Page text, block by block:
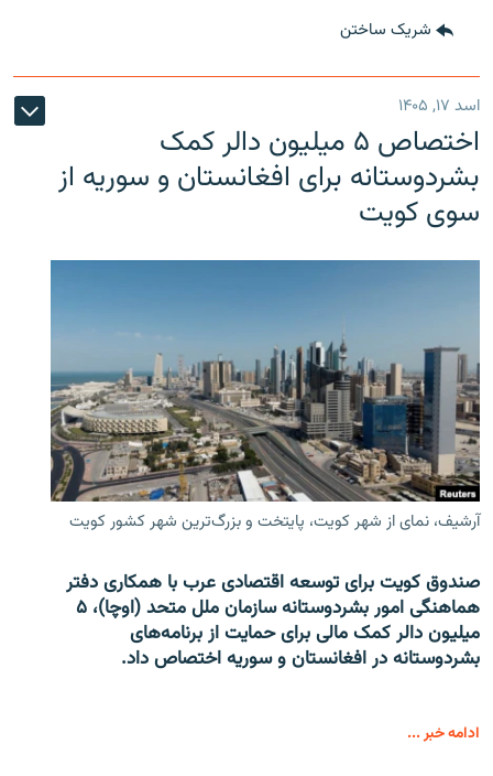
شریک ساختن
اسد ۱۷, ۱۴۰۵
اختصاص ۵ میلیون دالر کمک
بشردوستانه برای افغانستان و سوریه از
سوی کویت
آرشیف، نمای از شهر کویت، پایتخت و بزرگ‌ترین شهر کشور کویت
صندوق کویت برای توسعه اقتصادی عرب با همکاری دفتر
هماهنگی امور بشردوستانه سازمان ملل متحد (اوچا)، ۵
میلیون دالر کمک مالی برای حمایت از برنامه‌های
بشردوستانه در افغانستان و سوریه اختصاص داد.
ادامه خبر ...